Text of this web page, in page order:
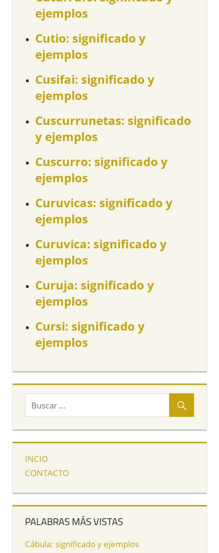
ejemplos
Cutio: significado y
ejemplos
Cusifai: significado y
ejemplos
Cuscurrunetas: significado
y ejemplos
Cuscurro: significado y
ejemplos
Curuvicas: significado y
ejemplos
Curuvica: significado y
ejemplos
Curuja: significado y
ejemplos
Cursi: significado y
ejemplos
INCIO
CONTACTO
PALABRAS MÁS VISTAS
Cábula: significado y ejemplos